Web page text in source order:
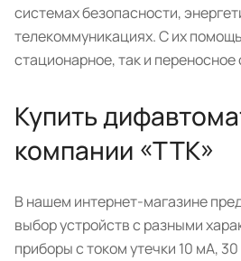
системах безопасности,
телекоммуникациях. С их
стационарное, так и
Купить
компании «ТТК»
В нашем интернет-магазине
выбор устройств с разными
приборы с током утечки 10 мА,